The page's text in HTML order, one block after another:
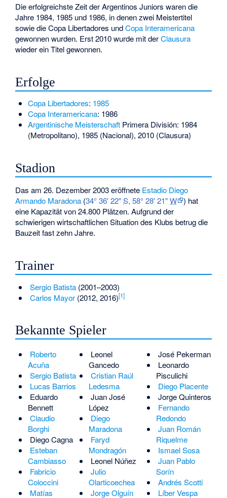
Die erfolgreichste Zeit der Argentinos Juniors waren die
Jahre 1984, 1985 und 1986, in denen zwei Meistertitel
sowie die Copa Libertadores undCopa Interamericana
gewonnen wurden. Erst 2010 wurde mit derClausura
wieder ein Titel gewonnen.
Erfolge
Copa Libertadores: 1985
Copa Interamericana: 1986
Argentinische MeisterschaftPrimera División: 1984
(Metropolitano), 1985 (Nacional), 2010 (Clausura)
Stadion
Das am 26. Dezember 2003 eröffnete Estadio Diego
Armando Maradona (34° 36′ 22″S,58° 28′ 21″W
) hat
eine Kapazität von 24.800 Plätzen. Aufgrund der
schwierigen wirtschaftlichen Situation des Klubs betrug die
Bauzeit fast zehn Jahre.
Trainer
Sergio Batista(2001–2003)
Carlos Mayor(2012, 2016)[1]
Bekannte Spieler
Roberto
Acuña
Sergio Batista
Lucas Barrios
Eduardo
Bennett
Claudio
Borghi
Diego Cagna
Esteban
Cambiasso
Fabricio
Coloccini
Matías
Leonel
Gancedo
Cristian Raúl
Ledesma
Juan José
López
Diego
Maradona
Faryd
Mondragón
Leonel Núñez
Julio
Olarticoechea
Jorge Olguín
José Pekerman
Leonardo
Pisculichi
Diego Placente
Jorge Quinteros
Fernando
Redondo
Juan Román
Riquelme
Ismael Sosa
Juan Pablo
Sorín
Andrés Scotti
Líber Vespa